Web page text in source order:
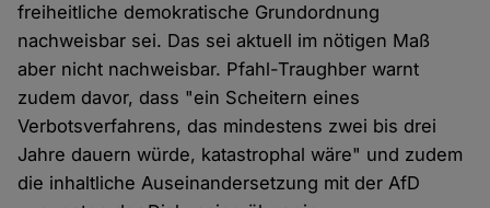
freiheitliche demokratische Grundordnung
nachweisbar sei. Das sei aktuell im nötigen Maß
aber nicht nachweisbar. Pfahl-Traughber warnt
zudem davor, dass "ein Scheitern eines
Verbotsverfahrens, das mindestens zwei bis drei
Jahre dauern würde, katastrophal wäre" und zudem
die inhaltliche Auseinandersetzung mit der AfD